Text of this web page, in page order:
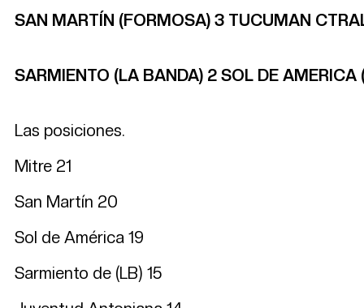
SAN MARTÍN (FORMOSA) 3 TUCUMAN
SARMIENTO (LA BANDA) 2 SOL DE AMERICA
Las posiciones.
Mitre 21
San Martín 20
Sol de América 19
Sarmiento de (LB) 15